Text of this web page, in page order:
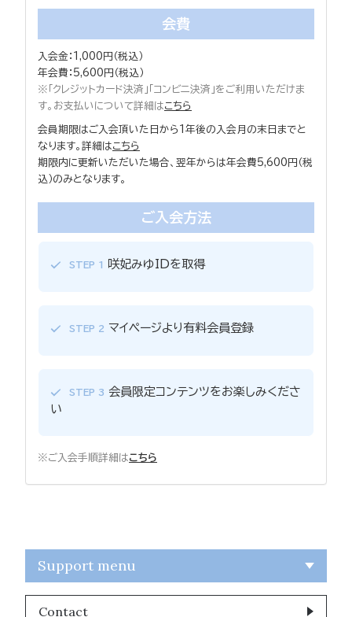
会費
入会金：1,000円（税込）
年会費：5,600円（税込）
※「クレジットカード決済」「コンビニ決済」をご利用いただけま
す。お支払いについて詳細はこちら
会員期限はご入会頂いた日から1年後の入会月の末日までと
なります。詳細はこちら
期限内に更新いただいた場合、翌年からは年会費5,600円（税
込）のみとなります。
ご入会方法
STEP 1 咲妃みゆIDを取得
STEP 2 マイページより有料会員登録
STEP 3
会員限定コンテンツをお楽しみくださ
い
※ご入会手順詳細はこちら
Support menu
Contact